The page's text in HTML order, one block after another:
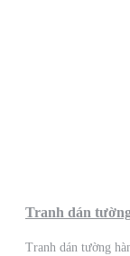
Tranh dán
Tranh dán tường